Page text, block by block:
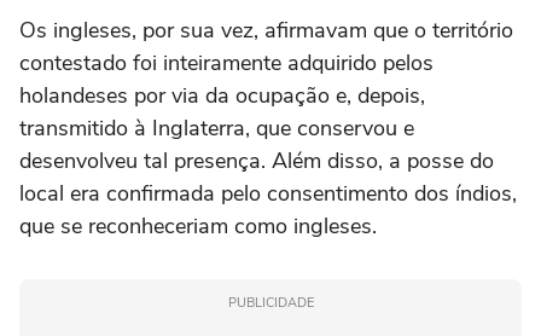
Os ingleses, por sua vez, afirmavam que o território
contestado foi inteiramente adquirido pelos
holandeses por via da ocupação e, depois,
transmitido à Inglaterra, que conservou e
desenvolveu tal presença. Além disso, a posse do
local era confirmada pelo consentimento dos índios,
que se reconheceriam como ingleses.
PUBLICIDADE